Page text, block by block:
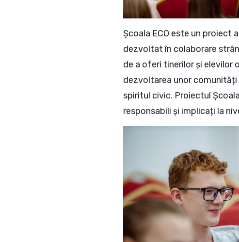
Școala ECO este un proiect
dezvoltat în colaborare
de a oferi tinerilor și elevilor
dezvoltarea unor
spiritul civic. Proiectul
responsabili și implicați la